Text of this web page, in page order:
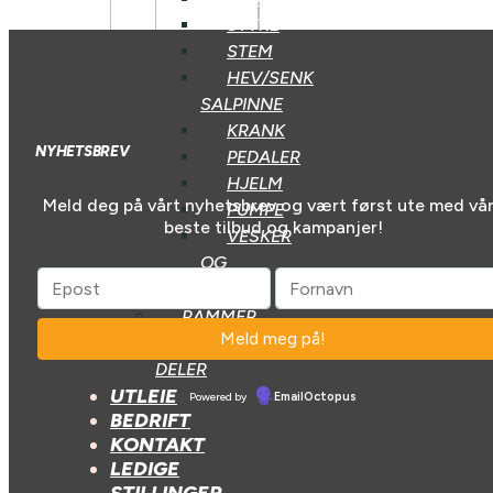
STYRE
STEM
HEV/SENK
SALPINNE
KRANK
PEDALER
HJELM
PUMPE
VESKER
OG
RAMMER
DELER
UTLEIE
BEDRIFT
KONTAKT
LEDIGE
NYHETSBREV
Meld deg på vårt nyhetsbrev og vært først ute med
beste tilbud og kampanjer!
Powered by EmailOctopus